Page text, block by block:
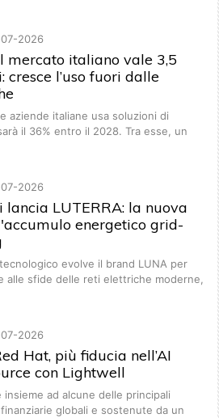
2026
mercato italiano vale 3,5
cresce l’uso fuori dalle
aziende italiane usa soluzioni di
il 36% entro il 2028. Tra esse, un
2026
lancia LUTERRA: la nuova
energetico grid-
evolve il brand LUNA per
alle sfide delle reti elettriche moderne,
2026
Hat, più fiducia nell’AI
con Lightwell
insieme ad alcune delle principali
globali e sostenute da un